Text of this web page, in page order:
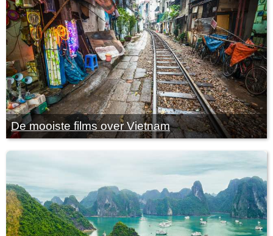
De mooiste films over Vietnam